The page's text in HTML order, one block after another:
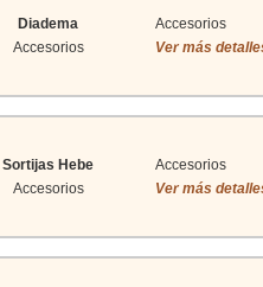
Diadema
Accesorios
Accesorios
Ver más
Sortijas Hebe
Accesorios
Accesorios
Ver más